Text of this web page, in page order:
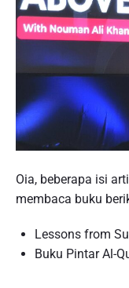
Oia, beberapa isi
membaca buku
Lessons from
Buku Pintar Al-